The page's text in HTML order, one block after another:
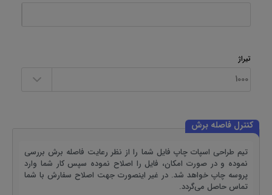
تیراژ
کنترل فاصله برش
تیم طراحی اسپات چاپ فایل شما را از نظر رعایت فاصله برش بررسی
نموده و در صورت امکان، فایل را اصلاح نموده سپس کار شما وارد
پروسه چاپ خواهد شد. در غیر اینصورت جهت اصلاح سفارش با شما
تماس حاصل می‌گردد.